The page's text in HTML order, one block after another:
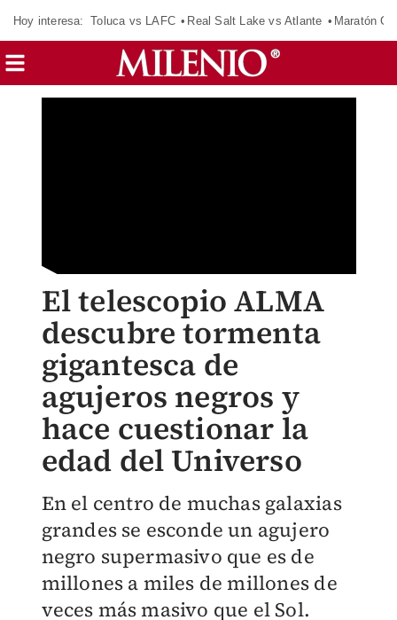
Hoy interesa: Toluca vs LAFC Real Salt Lake vs Atlante Maratón
El telescopio ALMA
descubre tormenta
gigantesca de
agujeros negros y
hace cuestionar la
edad del Universo
En el centro de muchas galaxias
grandes se esconde un agujero
negro supermasivo que es de
millones a miles de millones de
veces más masivo que el Sol.